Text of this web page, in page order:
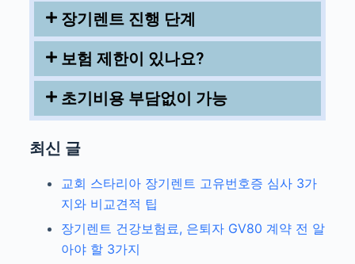
장기렌트 진행 단계
보험 제한이 있나요?
초기비용 부담없이 가능
최신 글
교회 스타리아 장기렌트 고유번호증 심사 3가
지와 비교견적 팁
장기렌트 건강보험료, 은퇴자 GV80 계약 전 알
아야 할 3가지